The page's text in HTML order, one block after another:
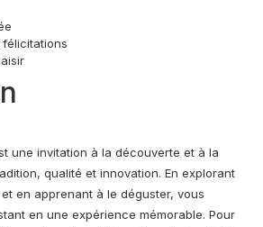
félicitations
une invitation à la découverte et à la
qualité et innovation. En explorant
en apprenant à le déguster, vous
en une expérience mémorable. Pour